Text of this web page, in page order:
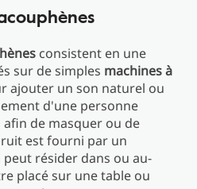
consistent en une
sur de simples machines à
ajouter un son naturel ou
d'une personne
de masquer ou de
est fourni par un
résider dans ou au-
placé sur une table ou